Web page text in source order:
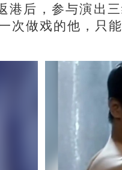
港后，参与演出
次做戏的他，只